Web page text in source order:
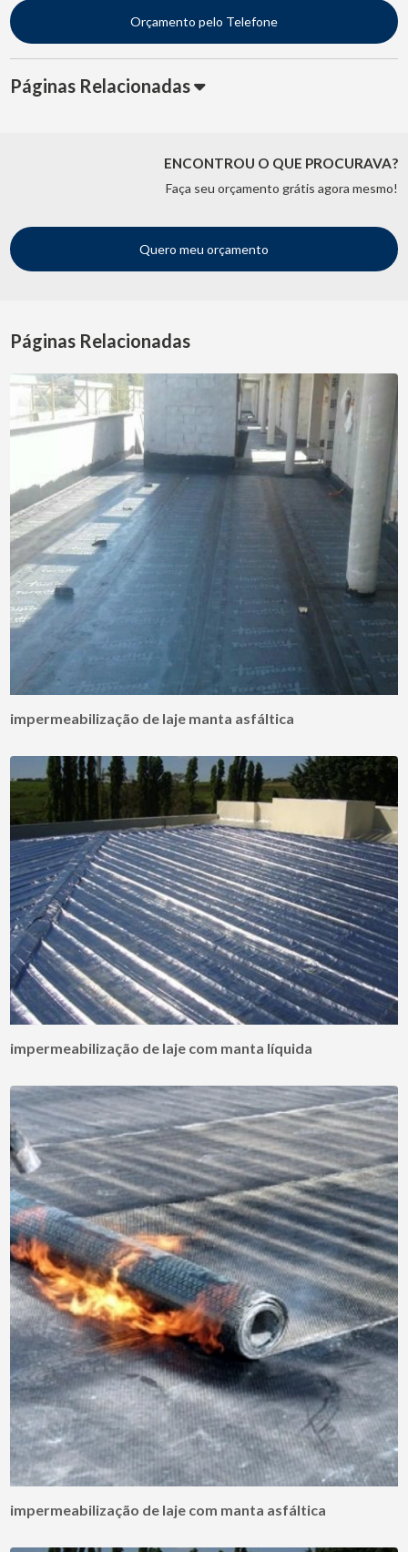
Orçamento pelo Telefone
Páginas Relacionadas
ENCONTROU O QUE PROCURAVA?
Faça seu orçamento grátis agora mesmo!
Quero meu orçamento
Páginas Relacionadas
impermeabilização de laje manta asfáltica
impermeabilização de laje com manta líquida
impermeabilização de laje com manta asfáltica